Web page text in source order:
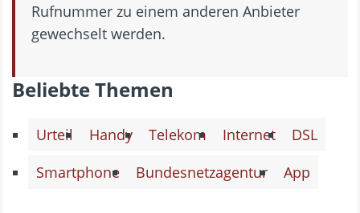
Rufnummer zu einem anderen Anbieter
gewechselt werden.
Beliebte Themen
Urteil Handy Telekom Internet
DSL
Smartphone
Bundesnetzagentur App